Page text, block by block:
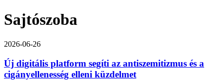
Sajtószoba
2026-06-26
Új digitális platform segíti az antiszemitizmus és a
cigányellenesség elleni küzdelmet